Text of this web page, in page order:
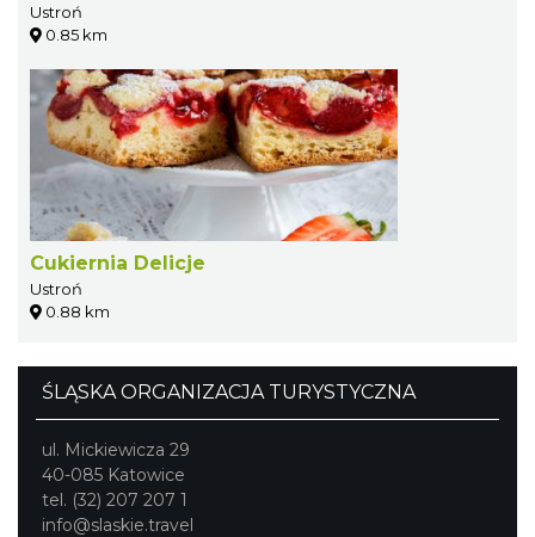
Ustroń
0.85 km
Cukiernia Delicje
Ustroń
0.88 km
ŚLĄSKA ORGANIZACJA TURYSTYCZNA
ul. Mickiewicza 29
40-085 Katowice
tel. (32) 207 207 1
info@slaskie.travel